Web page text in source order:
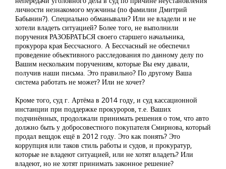
личности незнакомого мужчины (по фамилии Дмитрий
Бабынин?). Специально обманывали? Или не владели и не
хотели владеть ситуацией? Более того, не выполнили
поручения РАЗОБРАТЬСЯ своего старшего начальника,
прокурора края Бессчасного. А Бессчасный не обеспечил
проведение объективного расследования по данному делу по
Вашим нескольким поручениям, которые Вы ему давали,
получив наши письма. Это правильно? По другому Ваша
система работать не может? Или не хочет?
Кроме того, суд г. Артёма в 2014 году, и суд кассационной
инстанции при поддержке прокуроров, т.е. Ваших
подчинённых, продолжали принимать решения о том, что авто
должно быть у добросовестного покупателя Смирнова, который
продал вещдок ещё в 2012 году. Это как понять? Это
коррупция или таков стиль работы и судов, и прокуратур,
которые не владеют ситуацией, или не хотят владеть? Или
владеют, но не хотят принимать законное решение?